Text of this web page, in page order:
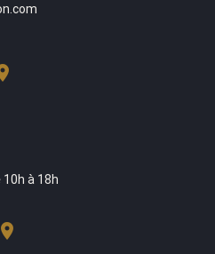
à 18h
location_on